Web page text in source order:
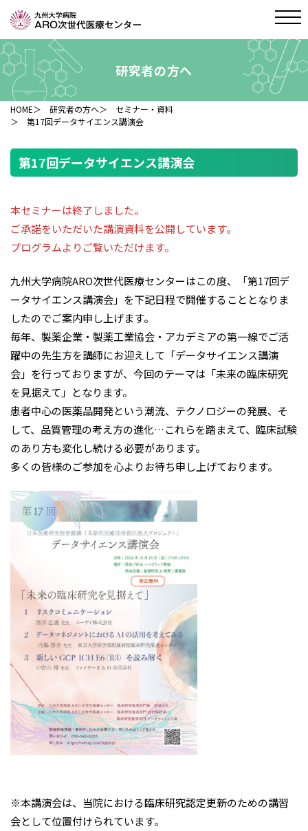
研究者の方へ
HOME＞ 研究者の方へ＞ セミナー・資料
＞ 第17回データサイエンス講演会
第17回データサイエンス講演会
本セミナーは終了しました。
ご承諾をいただいた講演資料を公開しています。
プログラムよりご覧いただけます。
九州大学病院ARO次世代医療センターはこの度、「第17回デ
ータサイエンス講演会」を下記日程で開催することとなりま
したのでご案内申し上げます。
毎年、製薬企業・製薬工業協会・アカデミアの第一線でご活
躍中の先生方を講師にお迎えして「データサイエンス講演
会」を行っておりますが、今回のテーマは「未来の臨床研究
を見据えて」となります。
患者中心の医薬品開発という潮流、テクノロジーの発展、そ
して、品質管理の考え方の進化…これらを踏まえて、臨床試験
のあり方も変化し続ける必要があります。
多くの皆様のご参加を心よりお待ち申し上げております。
※本講演会は、当院における臨床研究認定更新のための講習
会として位置付けられています。